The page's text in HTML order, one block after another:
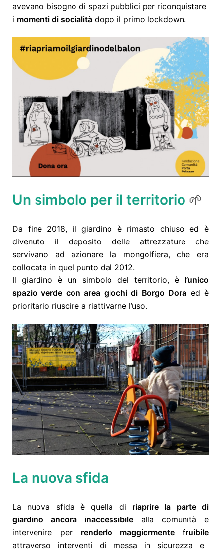
avevano bisogno di spazi pubblici per riconquistare
i momenti di socialità dopo il primo lockdown.
Un simbolo per il territorio 🌱
Da fine 2018, il giardino è rimasto chiuso ed è
divenuto il deposito delle attrezzature che
servivano ad azionare la mongolfiera, che era
collocata in quel punto dal 2012.
Il giardino è un simbolo del territorio, è l’unico
spazio verde con area giochi di Borgo Dora ed è
prioritario riuscire a riattivarne l’uso.
La nuova sfida
La nuova sfida è quella di riaprire la parte di
giardino ancora inaccessibile alla comunità e
intervenire per renderlo maggiormente fruibile
attraverso interventi di messa in sicurezza e